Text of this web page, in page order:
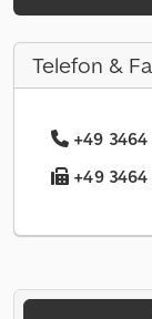
Telefon &
+49
+49